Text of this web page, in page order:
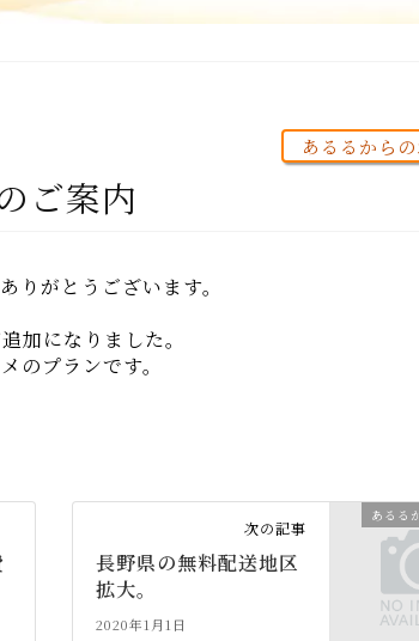
あるるから
ご案内
りがとうございます。
加になりました。
のプランです。
あるる
次の記事
長野県の無料配送地区
拡大。
2020年1月1日